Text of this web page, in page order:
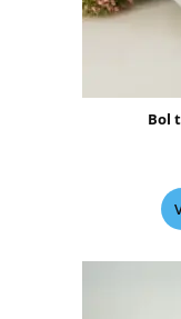
Bol